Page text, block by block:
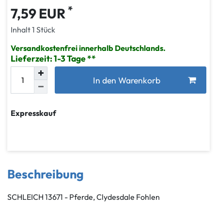
7,59 EUR *
Inhalt1 Stück
Versandkostenfrei innerhalb Deutschlands.
Lieferzeit: 1-3 Tage
In den Warenkorb
Expresskauf
Beschreibung
SCHLEICH 13671 - Pferde, Clydesdale Fohlen